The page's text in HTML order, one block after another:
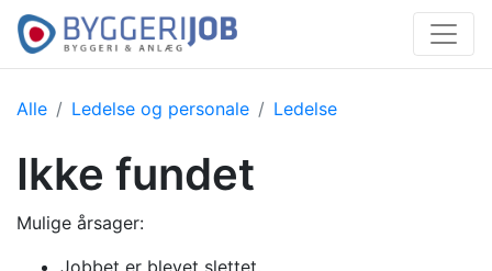
Alle Ledelse og personale Ledelse
Ikke fundet
Mulige årsager: